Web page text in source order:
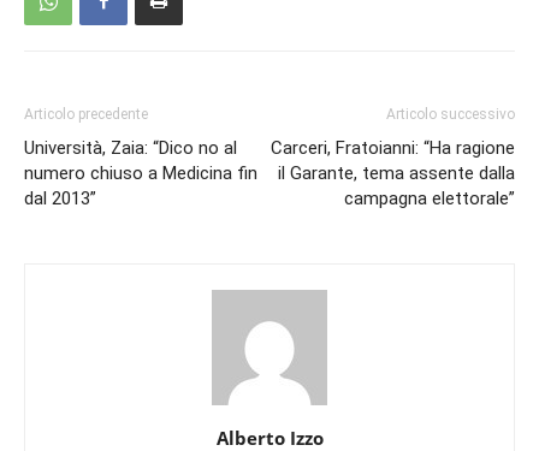
Articolo precedente
Università, Zaia: “Dico no al
numero chiuso a Medicina fin
dal 2013”
Articolo successivo
Carceri, Fratoianni: “Ha ragione
il Garante, tema assente dalla
campagna elettorale”
Alberto Izzo